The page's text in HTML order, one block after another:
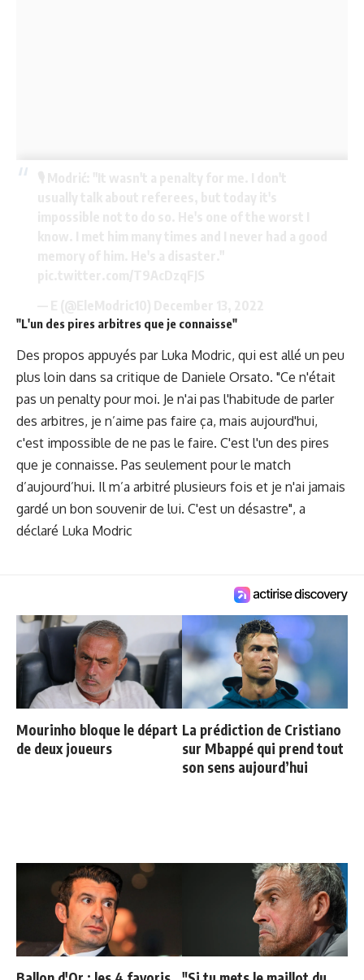
"L'un des pires arbitres que je connaisse"
Des propos appuyés par Luka Modric, qui est allé un peu
plus loin dans sa critique de Daniele Orsato. "Ce n'était
pas un penalty pour moi. Je n'ai pas l'habitude de parler
des arbitres, je n’aime pas faire ça, mais aujourd'hui,
c'est impossible de ne pas le faire. C'est l'un des pires
que je connaisse. Pas seulement pour le match
d’aujourd’hui. Il m’a arbitré plusieurs fois et je n'ai jamais
gardé un bon souvenir de lui. C'est un désastre", a
déclaré Luka Modric
Mourinho bloque le départ
de deux joueurs
La prédiction de Cristiano
sur Mbappé qui prend tout
son sens aujourd’hui